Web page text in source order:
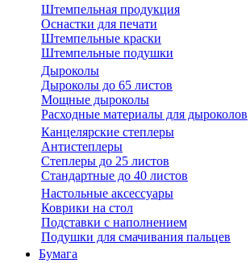
Штемпельная продукция
Оснастки для печати
Штемпельные краски
Штемпельные подушки
Дыроколы
Дыроколы до 65 листов
Мощные дыроколы
Расходные материалы для дыроколов
Канцелярские степлеры
Антистеплеры
Степлеры до 25 листов
Стандартные до 40 листов
Настольные аксессуары
Коврики на стол
Подставки с наполнением
Подушки для смачивания пальцев
Бумага